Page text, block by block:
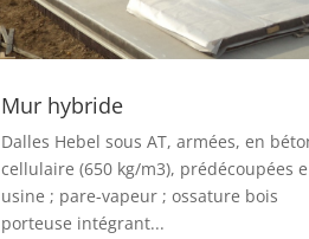
Mur hybride
Dalles Hebel sous AT, armées, en
cellulaire (650 kg/m3), prédécoupées
usine ; pare-vapeur ; ossature bois
porteuse intégrant...